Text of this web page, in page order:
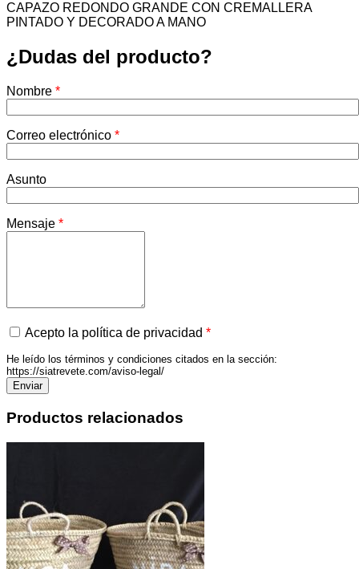
CAPAZO REDONDO GRANDE CON CREMALLERA
PINTADO Y DECORADO A MANO
¿Dudas del producto?
Nombre *
Correo electrónico *
Asunto
Mensaje *
Acepto la política de privacidad *
He leído los términos y condiciones citados en la sección:
https://siatrevete.com/aviso-legal/
Productos relacionados